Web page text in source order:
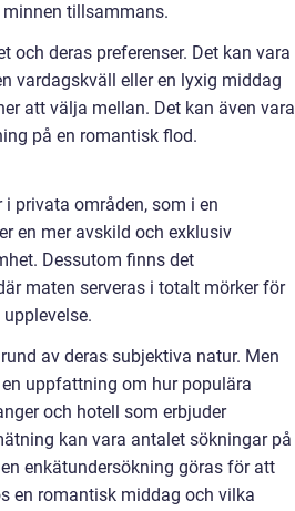
tillsammans.
deras preferenser. Det kan vara
vardagskväll eller en lyxig middag
att välja mellan. Det kan även vara
på en romantisk flod.
privata områden, som i en
en mer avskild och exklusiv
Dessutom finns det
maten serveras i totalt mörker för
av deras subjektiva natur. Men
uppfattning om hur populära
och hotell som erbjuder
kan vara antalet sökningar på
enkätundersökning göras för att
en romantisk middag och vilka